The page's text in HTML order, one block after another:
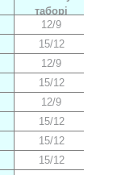
таборі
12/9
15/12
12/9
15/12
12/9
15/12
15/12
15/12